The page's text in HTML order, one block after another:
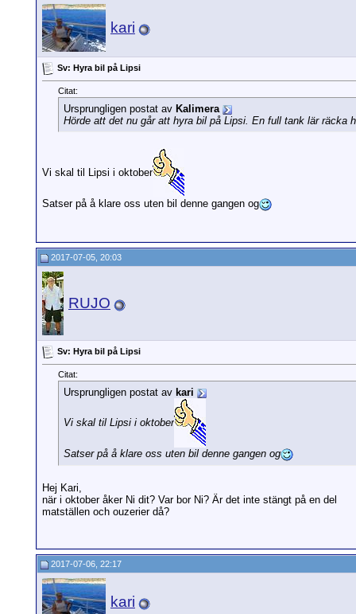
kari
Sv: Hyra bil på Lipsi
Citat:
Ursprungligen postat av Kalimera
Hörde att det nu går att hyra bil på Lipsi. En full tank lär räcka
Vi skal til Lipsi i oktober
Satser på å klare oss uten bil denne gangen og
2017-07-05, 20:03
RUJO
Sv: Hyra bil på Lipsi
Citat:
Ursprungligen postat av kari
Vi skal til Lipsi i oktober
Satser på å klare oss uten bil denne gangen og
Hej Kari,
när i oktober åker Ni dit? Var bor Ni? Är det inte stängt på en del
matställen och ouzerier då?
2017-07-06, 22:17
kari